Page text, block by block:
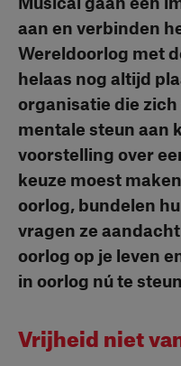
aan en verbinden
Wereldoorlog met
helaas nog altijd
organisatie die
mentale steun aan
voorstelling over
keuze moest
oorlog, bundelen
vragen ze
oorlog op je leven
in oorlog nú te
Vrijheid niet